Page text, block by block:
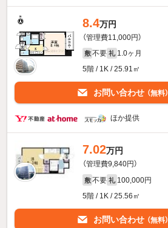
8.4万円
（管理費11,000円）
敷 不要 礼 1.0ヶ月
5階 / 1K / 25.91㎡
お問い合わせ （無料）
ほか提供
7.02万円
（管理費9,840円）
敷 不要 礼 100,000円
5階 / 1K / 25.56㎡
お問い合わせ （無料）